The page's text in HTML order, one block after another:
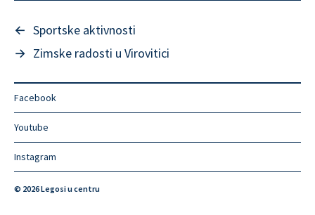
← Sportske aktivnosti
→ Zimske radosti u Virovitici
Facebook
Youtube
Instagram
© 2026Legosi u centru